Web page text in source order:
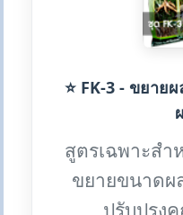
⭐ FK-3 - ขยาย
สูตรเฉพาะส
ขยายขนาดผ
ปรับปรุง